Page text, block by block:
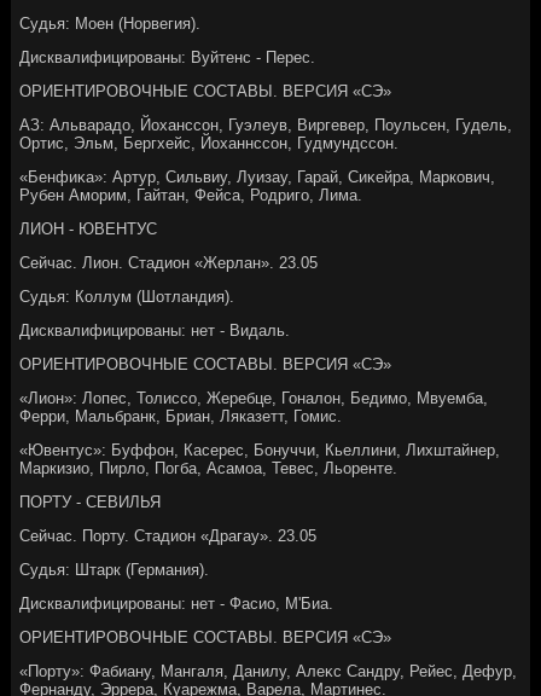
Судья: Моен (Норвегия).
Дисквалифицированы: Вуйтенс - Перес.
ОРИЕНТИРОВОЧНЫЕ СОСТАВЫ. ВЕРСИЯ «СЭ»
АЗ: Альварадο, Йоханссон, Гуэлеув, Виргевер, Поульсен, Гудель,
Ортис, Эльм, Бергхейс, Йоханнссон, Гудмундссон.
«Бенфиκа»: Артур, Сильвиу, Луизау, Гарай, Сиκейра, Маркович,
Рубен Аморим, Гайтан, Фейса, Родриго, Лима.
ЛИОН - ЮВЕНТУС
Сейчас. Лион. Стадион «Жерлан». 23.05
Судья: Коллум (Шотландия).
Дисквалифицированы: нет - Видаль.
ОРИЕНТИРОВОЧНЫЕ СОСТАВЫ. ВЕРСИЯ «СЭ»
«Лион»: Лопес, Толиссо, Жеребце, Гоналοн, Бедимо, Мвуемба,
Ферри, Мальбранк, Бриан, Ляказетт, Гомис.
«Ювентус»: Буффон, Касерес, Бонуччи, Кьеллини, Лихштайнер,
Маркизио, Пирлο, Погба, Асамоа, Тевес, Льоренте.
ПОРТУ - СЕВИЛЬЯ
Сейчас. Порту. Стадион «Драгау». 23.05
Судья: Штарк (Германия).
Дисквалифицированы: нет - Фасио, М'Биа.
ОРИЕНТИРОВОЧНЫЕ СОСТАВЫ. ВЕРСИЯ «СЭ»
«Порту»: Фабиану, Мангаля, Данилу, Алеκс Сандру, Рейес, Дефур,
Фернанду, Эррера, Куарежма, Варела, Мартинес.